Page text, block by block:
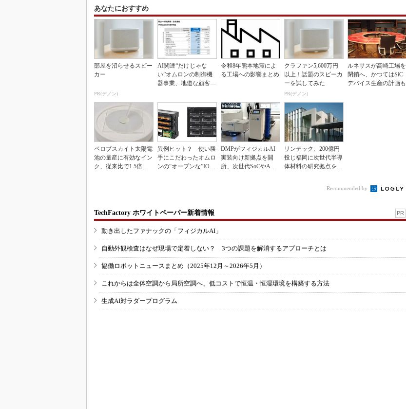
あなたにおすすめ
部屋を沼らせるスピー
カー
PR(デノン)
AI関連“だけじゃな
い”オムロンの制御機
器事業、地道な顧客基
令和8年熊本地震によ
る工場への影響まとめ
クラファン5,600万円
以上！話題のスピーカ
ーを試してみた
PR(デノン)
ルネサスが高崎工場を
閉鎖へ、かつてはSiC
デバイス生産の計画も
ペロブスカイト太陽電
池の量産に有効なイン
ク、従来比で1.5倍の
異例ヒット？ 使い勝
手にこだわったオムロ
ンの“オープンな”IO-L
DMPがフィジカルAI
実装向け新拠点を開
所、次世代SoCやAM
リンテック、200億円
投じ福岡に次世代半導
体材料の研究拠点を開
Recommended by
TechFactory ホワイトペーパー新着情報 PR
動き出したファナックの「フィジカルAI」
自動外観検査はなぜ現場で定着しない？ 3つの課題を解消するアプローチとは
協働ロボットニュースまとめ（2025年12月～2026年5月）
これからは全体空調から局所空調へ、低コストで恒温・恒湿環境を構築する方法
生成AI対ラダープログラム